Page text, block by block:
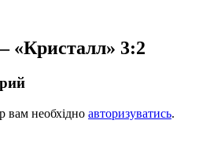
«Кристалл» 3:2
вам необхідно авторизуватись.